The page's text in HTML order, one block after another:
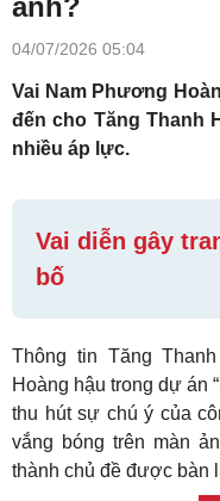
ảnh?
04/07/2026 05:04
Vai Nam Phương
đến cho Tăng Thanh
nhiều áp lực.
Vai diễn gây
bố
Thông tin Tăng
Hoàng hậu trong dự án
thu hút sự chú ý của
vắng bóng trên màn
thành chủ đề được bàn